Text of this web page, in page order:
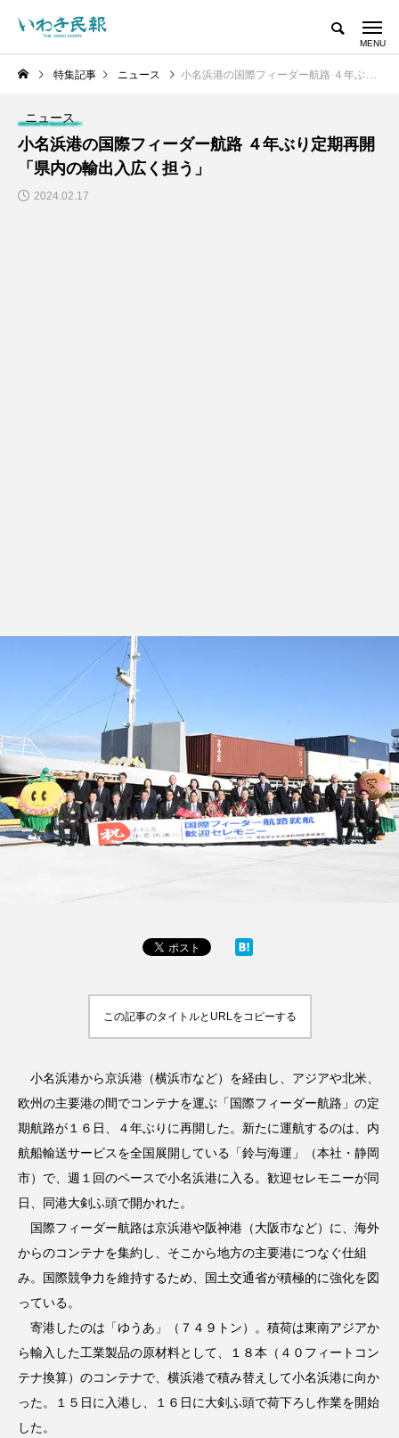
特集記事 ニュース 小名浜港の国際フィーダー航路 ４年ぶり定期再開「県内の輸出入広く担う」
ニュース
小名浜港の国際フィーダー航路 ４年ぶり定期再開
「県内の輸出入広く担う」
2024.02.17
この記事のタイトルとURLをコピーする
小名浜港から京浜港（横浜市など）を経由し、アジアや北米、
欧州の主要港の間でコンテナを運ぶ「国際フィーダー航路」の定
期航路が１６日、４年ぶりに再開した。新たに運航するのは、内
航船輸送サービスを全国展開している「鈴与海運」（本社・静岡
市）で、週１回のペースで小名浜港に入る。歓迎セレモニーが同
日、同港大剣ふ頭で開かれた。
国際フィーダー航路は京浜港や阪神港（大阪市など）に、海外
からのコンテナを集約し、そこから地方の主要港につなぐ仕組
み。国際競争力を維持するため、国土交通省が積極的に強化を図
っている。
寄港したのは「ゆうあ」（７４９トン）。積荷は東南アジアか
ら輸入した工業製品の原材料として、１８本（４０フィートコン
テナ換算）のコンテナで、横浜港で積み替えして小名浜港に向か
った。１５日に入港し、１６日に大剣ふ頭で荷下ろし作業を開始
した。